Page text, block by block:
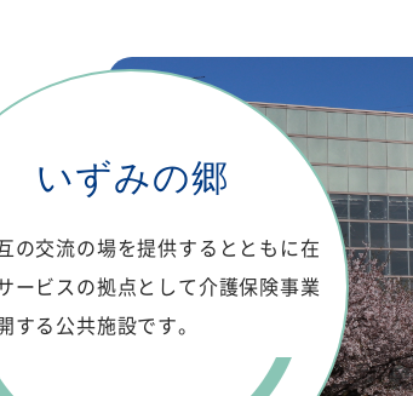
いずみの郷
の交流の場を提供するとともに在
ービスの拠点として介護保険事業
する公共施設です。